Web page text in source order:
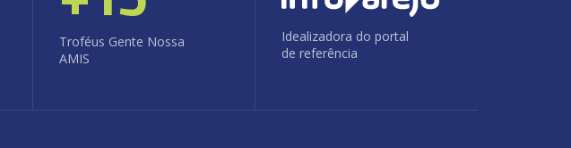
Troféus Gente Nossa
AMIS
Idealizadora do portal
de referência